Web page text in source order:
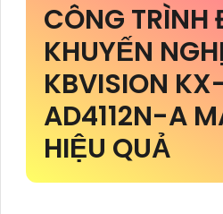
CÔNG
KHUYẾN
KBVISION
AD4112N-A
HIỆU QUẢ